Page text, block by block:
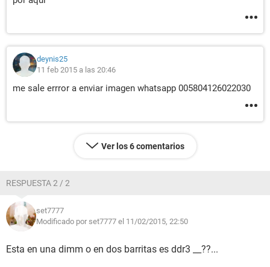
deynis25
11 feb 2015 a las 20:46
me sale errror a enviar imagen whatsapp 005804126022030
Ver los 6 comentarios
RESPUESTA 2 / 2
set7777
Modificado por set7777 el 11/02/2015, 22:50
Esta en una dimm o en dos barritas es ddr3 __??...